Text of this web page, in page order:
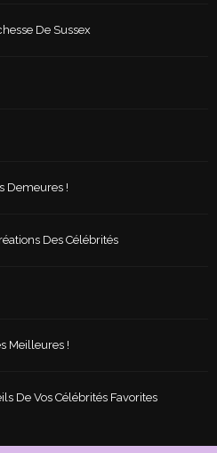
De Sussex
Demeures !
Des Célébrités
Meilleures !
De Vos Célébrités Favorites